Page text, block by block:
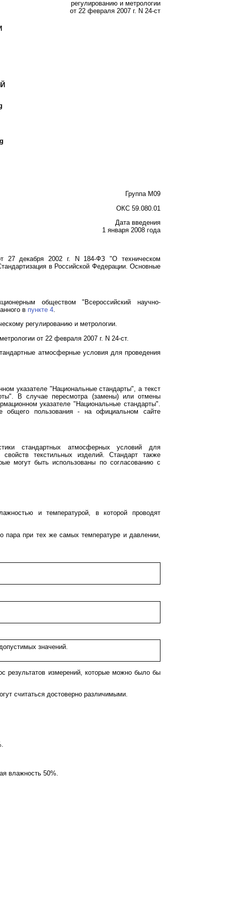
регулированию и метрологии
от 22 февраля 2007 г. N 24-ст
Группа М09
ОКС 59.080.01
Дата введения
1 января 2008 года
27 декабря 2002 г. N 184-ФЗ "О техническом
в Российской Федерации. Основные
обществом "Всероссийский научно-
в пункте 4.
регулированию и метрологии.
от 22 февраля 2007 г. N 24-ст.
атмосферные условия для проведения
указателе "Национальные стандарты", а текст
В случае пересмотра (замены) или отмены
указателе "Национальные стандарты".
общего пользования - на официальном сайте
стандартных атмосферных условий для
текстильных изделий. Стандарт также
могут быть использованы по согласованию с
и температурой, в которой проводят
пара при тех же самых температуре и давлении,
значений.
результатов измерений, которые можно было бы
считаться достоверно различимыми.
влажность 50%.